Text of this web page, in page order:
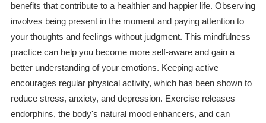
benefits that contribute to a healthier and happier life. Observing
involves being present in the moment and paying attention to
your thoughts and feelings without judgment. This mindfulness
practice can help you become more self-aware and gain a
better understanding of your emotions. Keeping active
encourages regular physical activity, which has been shown to
reduce stress, anxiety, and depression. Exercise releases
endorphins, the body's natural mood enhancers, and can